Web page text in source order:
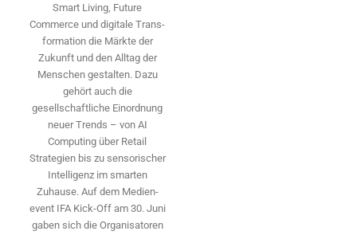
Smart Living, Future
Commerce und digitale Trans­
formation die Märkte der
Zukunft und den Alltag der
Menschen gestalten. Dazu
gehört auch die
gesellschaftliche Einordnung
neuer Trends – von AI
Computing über Retail
Strategien bis zu sensorischer
Intelligenz im smarten
Zuhause. Auf dem Medien­
event IFA Kick-Off am 30. Juni
gaben sich die Organisatoren